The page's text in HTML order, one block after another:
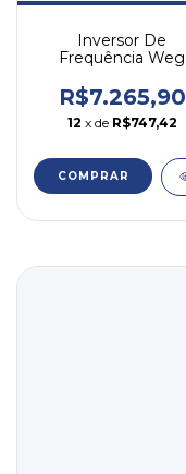
Inversor De
Frequência Weg
220v Trifásico
R$7.265,90
12 x de R$747,42
COMPRAR